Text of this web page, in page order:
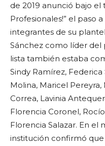
de 2019 anunció bajo el
Profesionales!” el paso
integrantes de su
Sánchez como líder del
lista también estaba
Sindy Ramírez,
Molina, Maricel Pereyra,
Correa, Lavinia
Florencia Coronel,
Florencia Salazar. En el
institución confirmó